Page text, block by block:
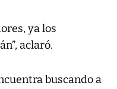
ya los
aclaró.
buscando a